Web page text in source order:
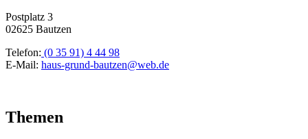
Postplatz 3
02625 Bautzen
Telefon: (0 35 91) 4 44 98
E-Mail: haus-grund-bautzen@web.de
Themen